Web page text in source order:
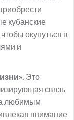
кубанские
окунуться в
и
Это
связь
любимым
внимание